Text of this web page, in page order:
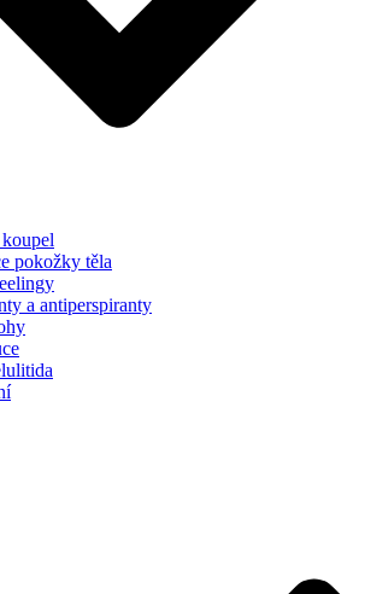
pokožky těla
a antiperspiranty